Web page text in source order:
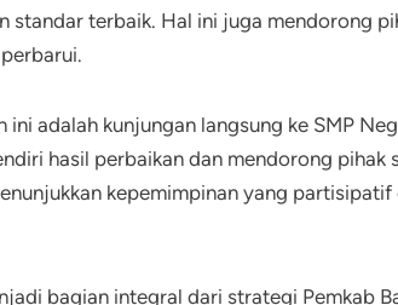
standar terbaik. Hal ini juga mendorong
adalah kunjungan langsung ke SMP
hasil perbaikan dan mendorong pihak
kepemimpinan yang
bagian integral dari strategi Pemkab